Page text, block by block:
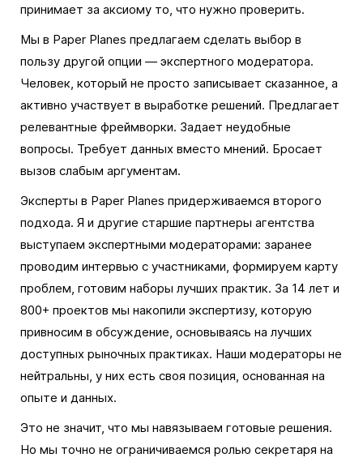
принимает за аксиому то, что нужно проверить.
Мы в Paper Planes предлагаем сделать выбор в
пользу другой опции — экспертного модератора.
Человек, который не просто записывает сказанное, а
активно участвует в выработке решений. Предлагает
релевантные фреймворки. Задает неудобные
вопросы. Требует данных вместо мнений. Бросает
вызов слабым аргументам.
Эксперты в Paper Planes придерживаемся второго
подхода. Я и другие старшие партнеры агентства
выступаем экспертными модераторами: заранее
проводим интервью с участниками, формируем карту
проблем, готовим наборы лучших практик. За 14 лет и
800+ проектов мы накопили экспертизу, которую
привносим в обсуждение, основываясь на лучших
доступных рыночных практиках. Наши модераторы не
нейтральны, у них есть своя позиция, основанная на
опыте и данных.
Это не значит, что мы навязываем готовые решения.
Но мы точно не ограничиваемся ролью секретаря на